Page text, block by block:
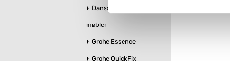
ændre i dit samtykke, hvis du
Dansani bruseglas &
møbler
Grohe Essence
Grohe QuickFix